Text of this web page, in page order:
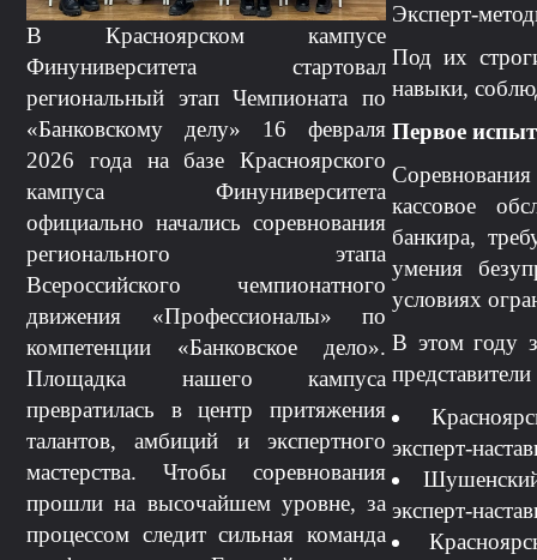
В Красноярском кампусе
Финуниверситета стартовал
региональный этап Чемпионата по
«Банковскому делу» 16 февраля
2026 года на базе Красноярского
кампуса Финуниверситета
официально начались соревнования
регионального этапа
Всероссийского чемпионатного
движения «Профессионалы» по
компетенции «Банковское дело».
Площадка нашего кампуса
превратилась в центр притяжения
талантов, амбиций и экспертного
мастерства. Чтобы соревнования
прошли на высочайшем уровне, за
процессом следит сильная команда
Эксперт-
Под их
навыки,
Первое
кассовое
банкира,
умения
условиях
В этом году
эксперт-
Шушенский
эксперт-